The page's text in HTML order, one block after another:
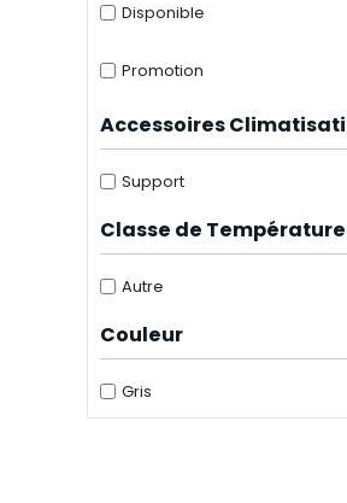
Disponible
Promotion
Accessoires
Support
Classe de
Autre
Couleur
Gris